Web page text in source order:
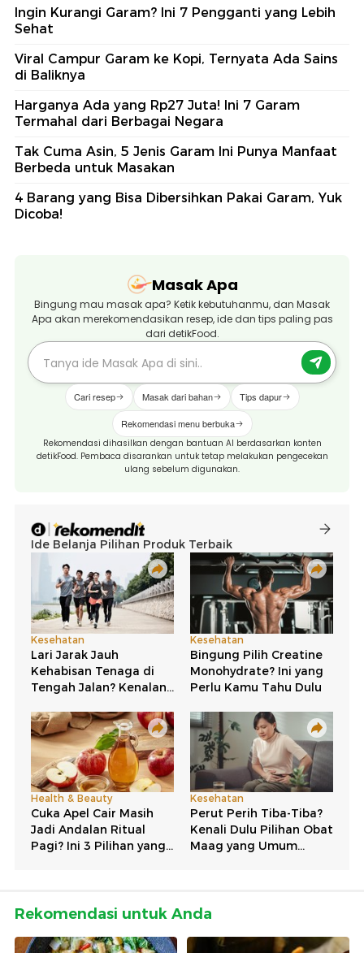
Ingin Kurangi Garam? Ini 7 Pengganti yang Lebih
Sehat
Viral Campur Garam ke Kopi, Ternyata Ada Sains
di Baliknya
Harganya Ada yang Rp27 Juta! Ini 7 Garam
Termahal dari Berbagai Negara
Tak Cuma Asin, 5 Jenis Garam Ini Punya Manfaat
Berbeda untuk Masakan
4 Barang yang Bisa Dibersihkan Pakai Garam, Yuk
Dicoba!
Masak Apa
Bingung mau masak apa? Ketik kebutuhanmu, dan Masak
Apa akan merekomendasikan resep, ide dan tips paling pas
dari detikFood.
Cari resep Masak dari bahan Tips dapur
Rekomendasi menu berbuka
Rekomendasi dihasilkan dengan bantuan AI berdasarkan konten
detikFood. Pembaca disarankan untuk tetap melakukan pengecekan
ulang sebelum digunakan.
Rekomendasi untuk Anda